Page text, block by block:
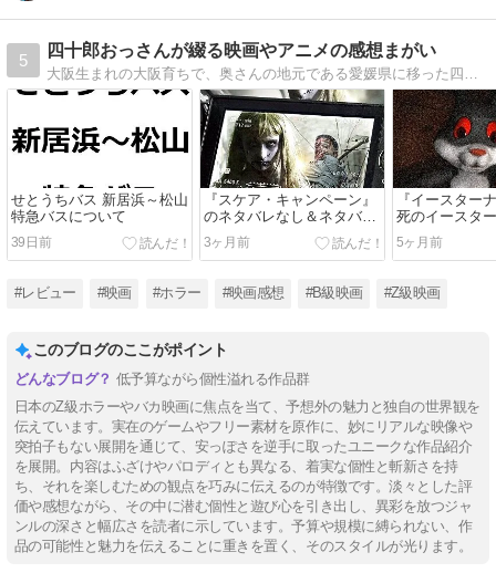
5
四十郎おっさんが綴る映画やアニメの感想まがい
せとうちバス 新居浜～松山
特急バスについて
39日前
『スケア・キャンペーン』
のネタバレなし＆ネタバレ
あり感想／オチ、もっと頑
張れるだろ！って思ってし
まうB級ホラー映画
3ヶ月前
『イースター
死のイースタ
のネタバレあ
ころがなさす
日本のZ級ホラ
5ヶ月前
#レビュー #映画 #ホラー #映画感想 #B級映画 #Z級映画
このブログのここがポイント
低予算ながら個性溢れる作品群
日本のZ級ホラーやバカ映画に焦点を当て、予想外の魅力と独自の世界観を
伝えています。実在のゲームやフリー素材を原作に、妙にリアルな映像や
突拍子もない展開を通じて、安っぽさを逆手に取ったユニークな作品紹介
を展開。内容はふざけやパロディとも異なる、着実な個性と斬新さを持
ち、それを楽しむための観点を巧みに伝えるのが特徴です。淡々とした評
価や感想ながら、その中に潜む個性と遊び心を引き出し、異彩を放つジャ
ンルの深さと幅広さを読者に示しています。予算や規模に縛られない、作
品の可能性と魅力を伝えることに重きを置く、そのスタイルが光ります。